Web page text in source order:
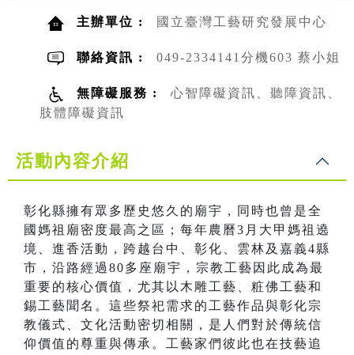
主辦單位 : 國立臺灣工藝研究發展中心
聯絡資訊 : 049-2334141分機603 蔡小姐
無障礙服務 :
心智障礙資訊、聽障資訊、
肢體障礙資訊
活動內容介紹
彰化縣擁有眾多歷史悠久的廟宇，同時也曾是全
國媽祖廟密度最高之區；每年農曆3月大甲媽祖遶
境、進香活動，跨越台中、彰化、雲林及嘉義4縣
市，沿路經過80多座廟宇，宗教工藝因此成為最
重要的核心價值，尤其以木雕工藝、粧佛工藝和
錫工藝聞名。這些祭祀需求的工藝作品與彰化宗
教儀式、文化活動密切相關，是人們對於傳統信
仰價值的尊重與傳承。工藝家們彼此也在技藝追